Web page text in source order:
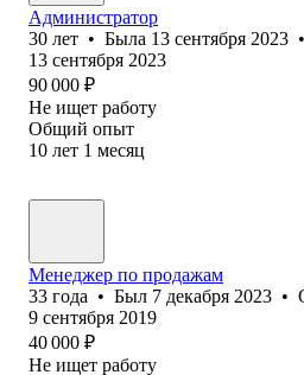
Администратор
30 лет • Была 13 сентября 2023 •
13 сентября 2023
90 000 ₽
Не ищет работу
Общий опыт
10 лет 1 месяц
Менеджер по продажам
33 года • Был 7 декабря 2023 •
9 сентября 2019
40 000 ₽
Не ищет работу